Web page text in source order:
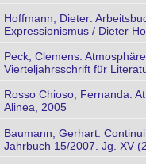
Hoffmann, Dieter:
Expressionismus / Dieter
Peck, Clemens:
Vierteljahrsschrift für
Rosso Chioso, Fernanda:
Alinea, 2005
Baumann, Gerhart:
Jahrbuch 15/2007. Jg. XV